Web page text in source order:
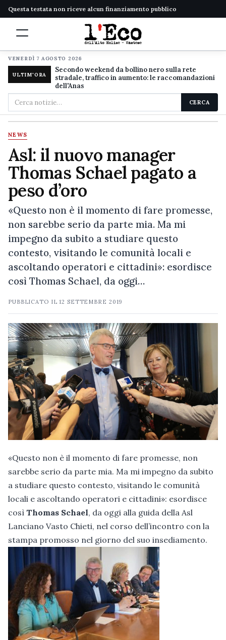
Questa testata non riceve alcun finanziamento pubblico
VENERDÌ 7 AGOSTO 2026
ULTIM'ORA
Secondo weekend da bollino nero sulla rete
stradale, traffico in aumento: le raccomandazioni
dell'Anas
Cerca
nel
sito
CERCA
NEWS
Asl: il nuovo manager
Thomas Schael pagato a
peso d’oro
«Questo non è il momento di fare promesse,
non sarebbe serio da parte mia. Ma mi
impegno da subito a studiare questo
contesto, visitando le comunità locali e
ascoltando operatori e cittadini»: esordisce
così Thomas Schael, da oggi…
PUBBLICATO IL12 SETTEMBRE 2019
«Questo non è il momento di fare promesse, non
sarebbe serio da parte mia. Ma mi impegno da subito
a studiare questo contesto, visitando le comunità
locali e ascoltando operatori e cittadini»: esordisce
così Thomas Schael, da oggi alla guida della Asl
Lanciano Vasto Chieti, nel corso dell’incontro con la
stampa promosso nel giorno del suo insediamento.